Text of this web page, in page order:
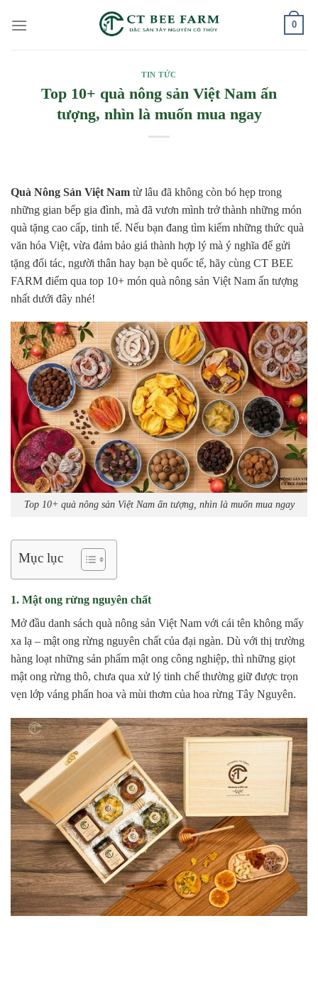
0
TIN TỨC
Top 10+ quà nông sản Việt Nam ấn
tượng, nhìn là muốn mua ngay
Quà Nông Sản Việt Nam từ lâu đã không còn bó hẹp trong
những gian bếp gia đình, mà đã vươn mình trở thành những món
quà tặng cao cấp, tinh tế. Nếu bạn đang tìm kiếm những thức quà
văn hóa Việt, vừa đảm bảo giá thành hợp lý mà ý nghĩa để gửi
tặng đối tác, người thân hay bạn bè quốc tế, hãy cùng CT BEE
FARM điểm qua top 10+ món quà nông sản Việt Nam ấn tượng
nhất dưới đây nhé!
Top 10+ quà nông sản Việt Nam ấn tượng, nhìn là muốn mua ngay
Mục lục
1. Mật ong rừng nguyên chất
Mở đầu danh sách quà nông sản Việt Nam với cái tên không mấy
xa lạ – mật ong rừng nguyên chất của đại ngàn. Dù với thị trường
hàng loạt những sản phẩm mật ong công nghiệp, thì những giọt
mật ong rừng thô, chưa qua xử lý tinh chế thường giữ được trọn
vẹn lớp váng phấn hoa và mùi thơm của hoa rừng Tây Nguyên.